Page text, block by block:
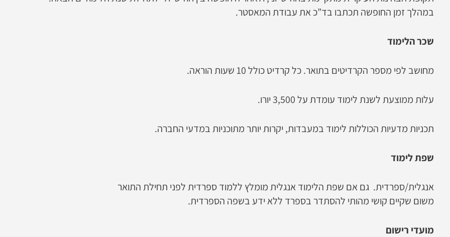
במהלך זמן החופשה תכתבו בד”כ את עבודת המאסטר.
שכר הלימוד
מחושב לפי מספר הקרדיטים בתואר. כל קרדיט כולל 10 שעות הוראה.
עלות ממוצעת לשנת לימוד עומדת על 3,500 יורו.
תכניות מדעיות הכוללות לימוד במעבדות, יקרות יותר מתוכניות במדעי החברה.
שפת לימוד
אנגלית/ספרדית. גם אם שפת הלימוד אנגלית מומלץ ללמוד ספרדית לפני תחילת התואר
משום שקיים קושי מהותי להסתדר בספרד ללא ידע בשפה הספרדית.
מועדי רישום